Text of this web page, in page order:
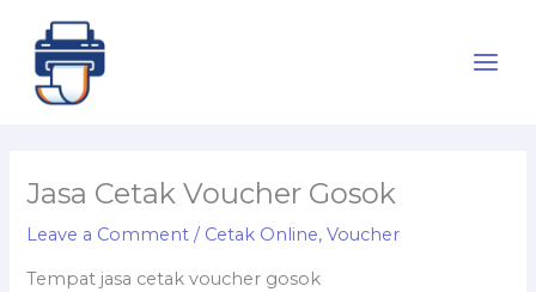
content
Jasa Cetak Voucher Gosok
Leave a Comment / Cetak Online,Voucher
Tempat jasa cetak voucher gosok